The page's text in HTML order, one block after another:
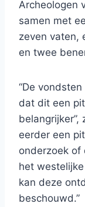
Archeologen
samen met
zeven vaten,
en twee
“De
dat dit een
belangrijker”,
eerder een
onderzoek of
het
kan deze
beschouwd.”